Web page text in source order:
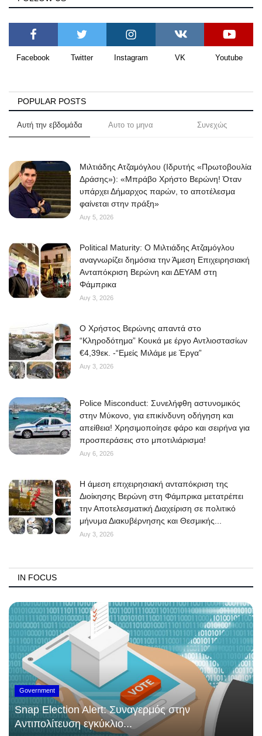
Facebook Twitter Instagram VK Youtube
POPULAR POSTS
Αυτή την εβδομάδα Αυτο το μηνα Συνεχώς
Μιλτιάδης Ατζαμόγλου (Ιδρυτής «Πρωτοβουλία
Δράσης»): «Μπράβο Χρήστο Βερώνη! Όταν
υπάρχει Δήμαρχος παρών, το αποτέλεσμα
φαίνεται στην πράξη»
Αυγ 5, 2026
Political Maturity: Ο Μιλτιάδης Ατζαμόγλου
αναγνωρίζει δημόσια την Άμεση Επιχειρησιακή
Ανταπόκριση Βερώνη και ΔΕΥΑΜ στη
Φάμπρικα
Αυγ 3, 2026
O Χρήστος Βερώνης απαντά στο
“Κληροδότημα” Κουκά με έργο Αντλιοστασίων
€4,39εκ. -“Εμείς Μιλάμε με Έργα”
Αυγ 3, 2026
Police Misconduct: Συνελήφθη αστυνομικός
στην Μύκονο, για επικίνδυνη οδήγηση και
απείθεια! Χρησιμοποίησε φάρο και σειρήνα για
προσπεράσεις στο μποτιλιάρισμα!
Αυγ 6, 2026
Η άμεση επιχειρησιακή ανταπόκριση της
Διοίκησης Βερώνη στη Φάμπρικα μετατρέπει
την Αποτελεσματική Διαχείριση σε πολιτικό
μήνυμα Διακυβέρνησης και Θεσμικής...
Αυγ 3, 2026
IN FOCUS
Government
Snap Election Alert: Συναγερμός στην
Αντιπολίτευση εγκύκλιο...